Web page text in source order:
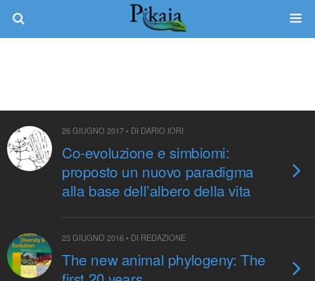
26 GIUGNO 2017 • DI DARIO IORI
Co-evoluzione e simbiomi:
proposto un nuovo paradigma
alla base dell’albero della vita
23 GIUGNO 2016 • DI REDAZIONE
The new animal phylogeny: The